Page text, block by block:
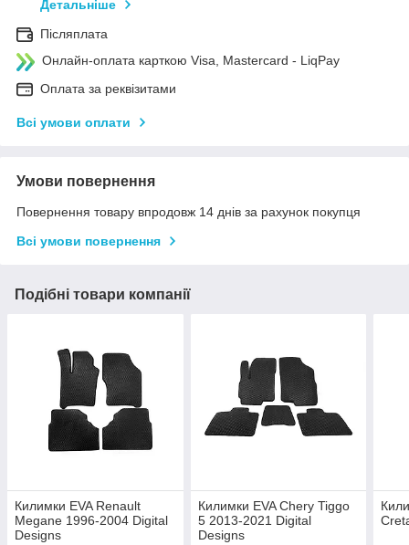
Детальніше
Післяплата
Онлайн-оплата карткою Visa, Mastercard - LiqPay
Оплата за реквізитами
Всі умови оплати
Умови повернення
Повернення товару впродовж 14 днів за рахунок покупця
Всі умови повернення
Подібні товари компанії
Килимки EVA Renault
Megane 1996-2004 Digital
Designs
Килимки EVA Chery Tiggo
5 2013-2021 Digital
Designs